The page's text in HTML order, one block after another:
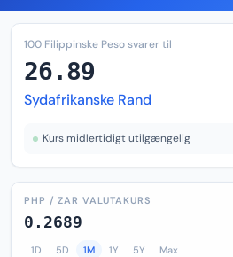
100 Filippinske Peso svarer til
26.89
Sydafrikanske Rand
Kurs midlertidigt utilgængelig
PHP / ZAR VALUTAKURS
0.2689
1D 5D 1M 1Y 5Y Max